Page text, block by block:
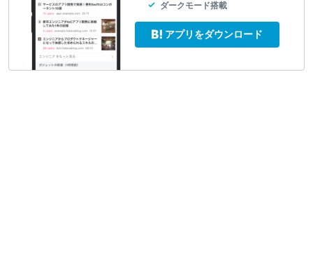
ダークモード搭載
アプリをダウンロード